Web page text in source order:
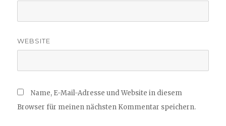
WEBSITE
Name, E-Mail-Adresse und Website in diesem
Browser für meinen nächsten Kommentar speichern.